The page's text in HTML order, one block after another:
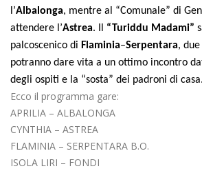
l’Albalonga, mentre al “Comunale” di
attendere l’Astrea. Il “Turiddu Madami”
palcoscenico di Flaminia–Serpentara,
potranno dare vita a un ottimo incontro
degli ospiti e la “sosta” dei padroni di casa.
Ecco il programma gare:
APRILIA – ALBALONGA
CYNTHIA – ASTREA
FLAMINIA – SERPENTARA B.O.
ISOLA LIRI – FONDI